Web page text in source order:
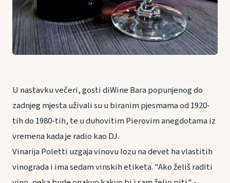
U nastavku večeri, gosti diWine Bara popunjenog do
zadnjeg mjesta uživali su u biranim pjesmama od 1920-
tih do 1980-tih, te u duhovitim Pierovim anegdotama iz
vremena kada je radio kao DJ.
Vinarija Poletti uzgaja vinovu lozu na devet ha vlastitih
vinograda i ima sedam vinskih etiketa. "Ako želiš raditi